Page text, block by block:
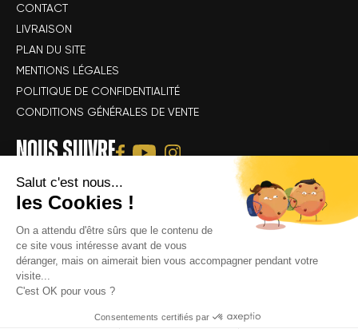
CONTACT
LIVRAISON
PLAN DU SITE
MENTIONS LÉGALES
POLITIQUE DE CONFIDENTIALITÉ
CONDITIONS GÉNÉRALES DE VENTE
NOUS SUIVRE
Tous droits réservés Alsace Velo Passion © -Achat & location de vélos
électriques : VTT, VTC, vélo de route, vélo gravel, speedbike, vélo
cargo électrique
Salut c'est nous...
les Cookies !
On a attendu d'être sûrs que le contenu de
ce site vous intéresse avant de vous
déranger, mais on aimerait bien vous accompagner pendant votre
visite...
C'est OK pour vous ?
Consentements certifiés par